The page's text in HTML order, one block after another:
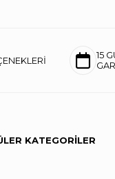
15
KATEGORİLER